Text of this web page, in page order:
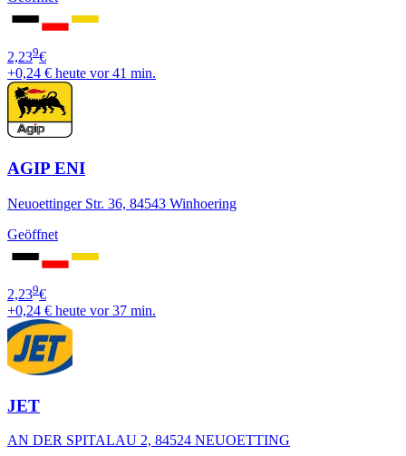
2,239€
+0,24 € heute vor 41 min.
AGIP ENI
Neuoettinger Str. 36, 84543 Winhoering
Geöffnet
2,239€
+0,24 € heute vor 37 min.
JET
AN DER SPITALAU 2, 84524 NEUOETTING